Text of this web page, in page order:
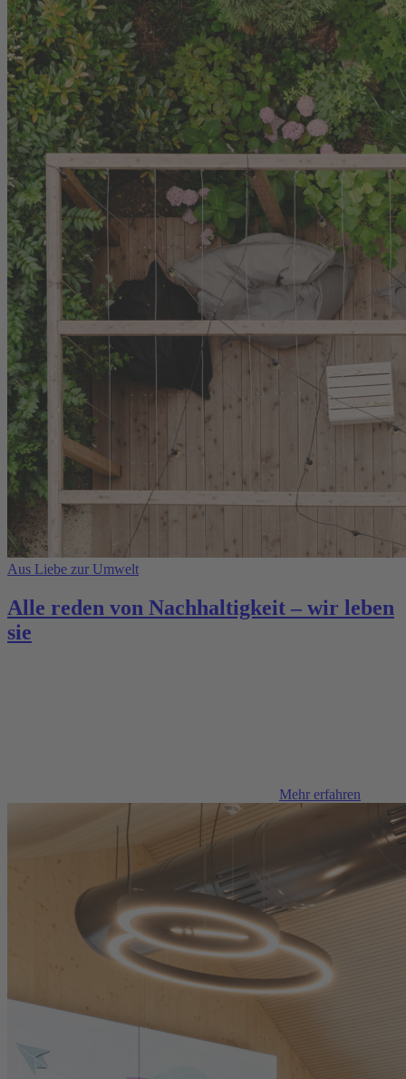
Aus Liebe zur Umwelt
Alle reden von Nachhaltigkeit – wir leben
sie
Mehr erfahren